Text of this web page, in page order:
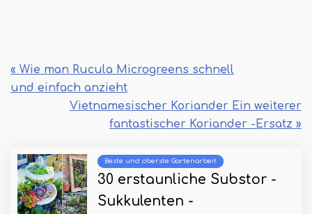
« Wie man Rucula Microgreens schnell
und einfach anzieht
Vietnamesischer Koriander Ein weiterer
fantastischer Koriander -Ersatz »
Beste und oberste Gartenarbeit
30 erstaunliche Substor -
Sukkulenten -